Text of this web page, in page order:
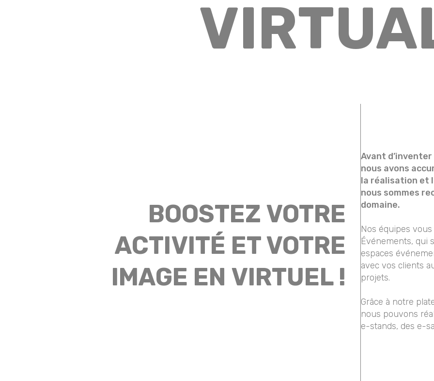
BOOSTEZ VOTRE
ACTIVITÉ ET VOTRE
IMAGE EN VIRTUEL !
Avant
nous avons
la réalisation et
nous sommes
domaine.
Nos équipes
Événements, qui
espaces
avec vos clients
projets.
Grâce à notre
nous pouvons
e-stands, des e-